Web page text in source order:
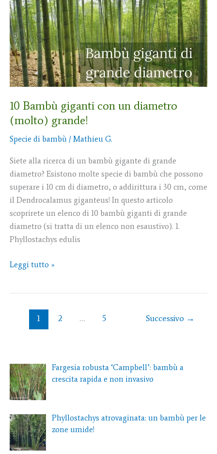
10 Bambù giganti con un diametro
(molto) grande!
Specie di bambù / Mathieu G.
Siete alla ricerca di un bambù gigante di grande
diametro? Esistono molte specie di bambù che possono
superare i 10 cm di diametro, o addirittura i 30 cm, come
il Dendrocalamus giganteus! In questo articolo
scoprirete un elenco di 10 bambù giganti di grande
diametro (si tratta di un elenco non esaustivo). 1.
Phyllostachys edulis
giganti
con
un
diametro
(molto)
grande!
Leggi tutto »
1 2 … 5 Successivo →
Fargesia robusta ‘Campbell’: bambù a
crescita rapida e non invasivo
Phyllostachys atrovaginata: un bambù per le
zone umide!